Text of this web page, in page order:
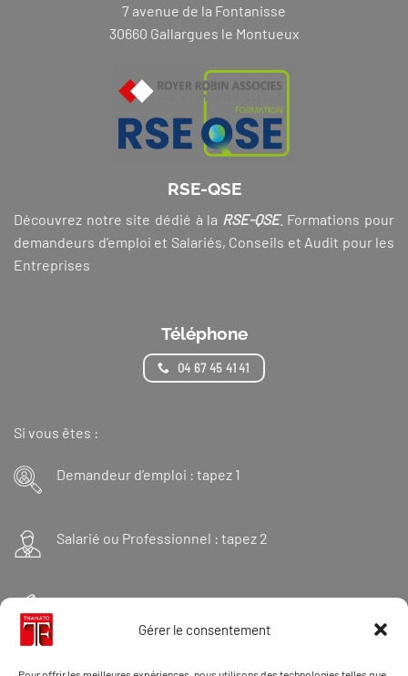
Gérer le consentement
7 avenue de la Fontanisse
30660 Gallargues le Montueux
RSE-QSE
Découvrez notre site dédié à la RSE-QSE. Formations pour
demandeurs d’emploi et Salariés, Conseils et Audit pour les
Entreprises
Téléphone
04 67 45 41 41
Si vous êtes :
Demandeur d’emploi : tapez 1
Salarié ou Professionnel : tapez 2
Financeur : tapez 3
Et « 98 » pour une formation Thanatopraxie